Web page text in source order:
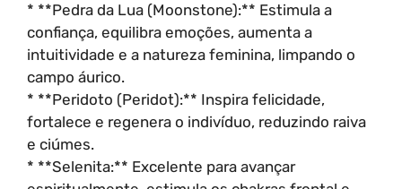
* **Pedra da Lua (Moonstone):** Estimula a
confiança, equilibra emoções, aumenta a
intuitividade e a natureza feminina, limpando o
campo áurico.
* **Peridoto (Peridot):** Inspira felicidade,
fortalece e regenera o indivíduo, reduzindo raiva
e ciúmes.
* **Selenita:** Excelente para avançar